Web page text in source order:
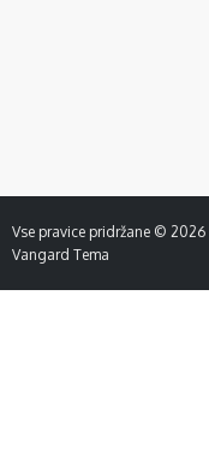
Vse pravice pridržane © 2026
Vangard Tema